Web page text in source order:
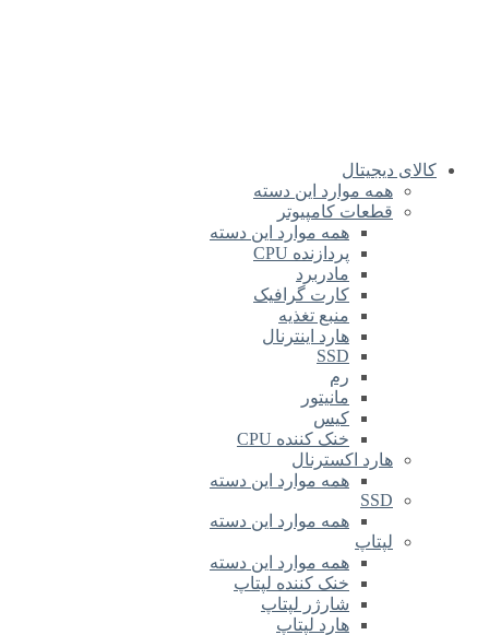
کالای دیجیتال
همه موارد این دسته
قطعات کامپیوتر
همه موارد این دسته
پردازنده CPU
مادربرد
کارت گرافیک
منبع تغذیه
هارد اینترنال
SSD
رم
مانیتور
کیس
خنک کننده CPU
هارد اکسترنال
همه موارد این دسته
SSD
همه موارد این دسته
لپتاپ
همه موارد این دسته
خنک کننده لپتاپ
شارژر لپتاپ
هارد لپتاپ